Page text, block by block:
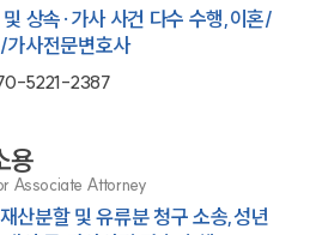
및 상속·가사 사건 다수 수행,이혼/
가사전문변호사
5221-2387
용
Associate Attorney
산분할 및 유류분 청구 소송,성년